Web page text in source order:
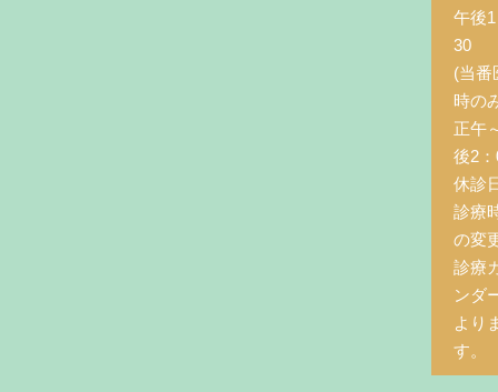
午後
30
(当番
時の
正午
後2
休診
診療
の変
診療
ンダ
より
す。